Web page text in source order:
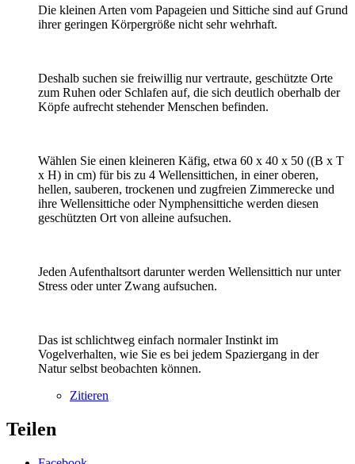
Die kleinen Arten vom Papageien und Sittiche sind auf Grund
ihrer geringen Körpergröße nicht sehr wehrhaft.
Deshalb suchen sie freiwillig nur vertraute, geschützte Orte
zum Ruhen oder Schlafen auf, die sich deutlich oberhalb der
Köpfe aufrecht stehender Menschen befinden.
Wählen Sie einen kleineren Käfig, etwa 60 x 40 x 50 ((B x T
x H) in cm) für bis zu 4 Wellensittichen, in einer oberen,
hellen, sauberen, trockenen und zugfreien Zimmerecke und
ihre Wellensittiche oder Nymphensittiche werden diesen
geschützten Ort von alleine aufsuchen.
Jeden Aufenthaltsort darunter werden Wellensittich nur unter
Stress oder unter Zwang aufsuchen.
Das ist schlichtweg einfach normaler Instinkt im
Vogelverhalten, wie Sie es bei jedem Spaziergang in der
Natur selbst beobachten können.
Zitieren
Teilen